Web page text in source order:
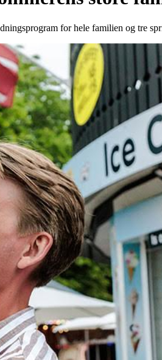
for hele familien og tre